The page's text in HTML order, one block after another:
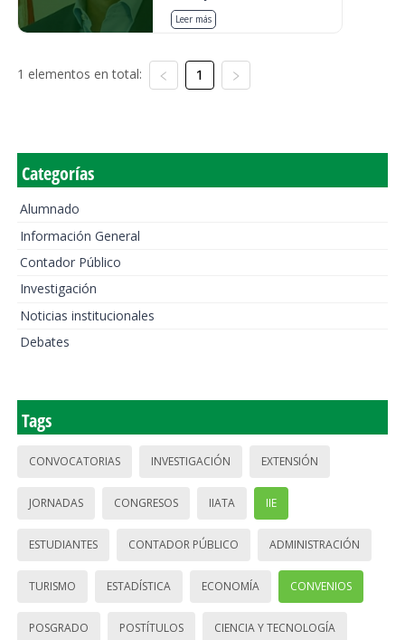
Leer más
1 elementos en total: 1
Categorías
Alumnado
Información General
Contador Público
Investigación
Noticias institucionales
Debates
Tags
CONVOCATORIAS INVESTIGACIÓN EXTENSIÓN
JORNADAS CONGRESOS IIATA IIE
ESTUDIANTES CONTADOR PÚBLICO ADMINISTRACIÓN
TURISMO ESTADÍSTICA ECONOMÍA CONVENIOS
POSGRADO POSTÍTULOS CIENCIA Y TECNOLOGÍA